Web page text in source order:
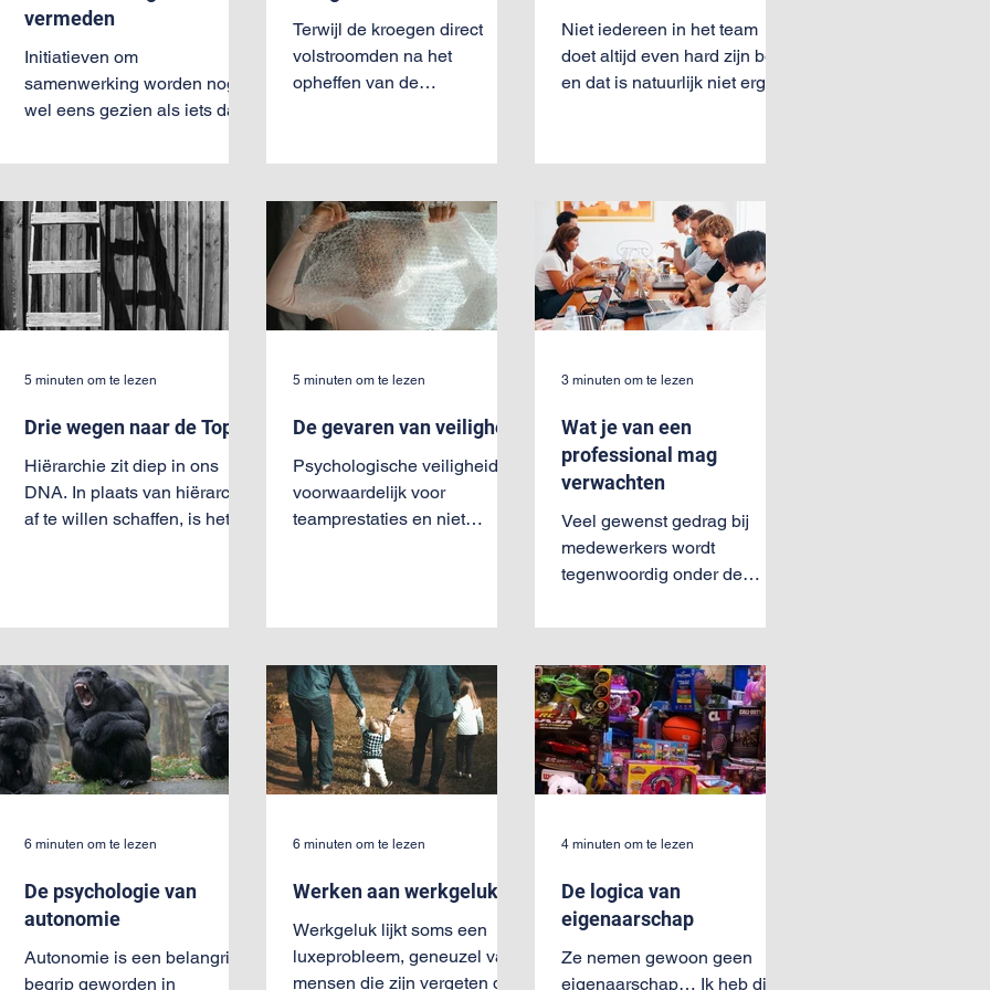
vermeden
Initiatieven om
samenwerking worden nog
wel eens gezien als iets dat
vele andere werk. Een artikel
Terwijl de kroegen direct
volstroomden na het
opheffen van de
om terug naar kantoor...
Niet iedereen in het team
doet altijd even hard zijn best
en dat is natuurlijk niet erg.
Drie wegen naar de Top
Hiërarchie zit diep in ons
DNA. In plaats van hiërarchie
af te willen schaffen, is het
5 minuten om te lezen
De gevaren van veiligheid
Psychologische veiligheid is
voorwaardelijk voor
teamprestaties en niet
vaker op de agenda staat.
komen ook risico’s. Ik voel mij
hier niet veilig. De nieuwe
teamleider wist niet precies
wat hij hier mee aan moest
en vroeg voorzichtig door.
veilig, kun je daar iets over
niet veel tijd nodig om te
5 minuten om te lezen
Wat je van een
professional mag
verwachten
Veel gewenst gedrag bij
medewerkers wordt
tegenwoordig onder de
geplaatst: dit is wat je van
3 minuten om te lezen
De psychologie van
autonomie
Autonomie is een belangrijk
begrip geworden in
6 minuten om te lezen
Werken aan werkgeluk
Werkgeluk lijkt soms een
luxeprobleem, geneuzel van
mensen die zijn vergeten dat
6 minuten om te lezen
De logica van
eigenaarschap
Ze nemen gewoon geen
eigenaarschap… Ik heb dit
4 minuten om te lezen